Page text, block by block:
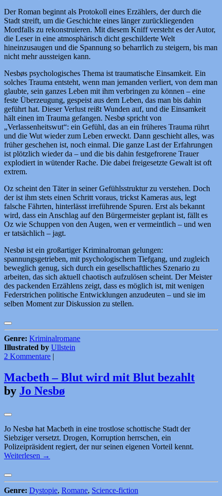
Der Roman beginnt als Protokoll eines Erzählers, der durch die
Stadt streift, um die Geschichte eines länger zurückliegenden
Mordfalls zu rekonstruieren. Mit diesem Kniff versteht es der Autor,
die Leser in eine atmosphärisch dicht geschilderte Welt
hineinzusaugen und die Spannung so beharrlich zu steigern, bis man
nicht mehr aussteigen kann.
Nesbøs psychologisches Thema ist traumatische Einsamkeit. Ein
solches Trauma entsteht, wenn man jemanden verliert, von dem man
glaubte, sein ganzes Leben mit ihm verbringen zu können – eine
feste Überzeugung, gespeist aus dem Leben, das man bis dahin
geführt hat. Dieser Verlust reißt Wunden auf, und die Einsamkeit
hält einen im Trauma gefangen. Nesbø spricht von
„Verlassenheitswut“: ein Gefühl, das an ein früheres Trauma rührt
und die Wut wieder zum Leben erweckt. Dann geschieht alles, was
früher geschehen ist, noch einmal. Die ganze Last der Erfahrungen
ist plötzlich wieder da – und die bis dahin festgefrorene Trauer
explodiert in wütender Rache. Die dabei freigesetzte Gewalt ist oft
extrem.
Oz scheint den Täter in seiner Gefühlsstruktur zu verstehen. Doch
der ist ihm stets einen Schritt voraus, trickst Kameras aus, legt
falsche Fährten, hinterlässt irreführende Spuren. Erst als bekannt
wird, dass ein Anschlag auf den Bürgermeister geplant ist, fällt es
Oz wie Schuppen von den Augen, wen er vermeintlich – und wen
er tatsächlich – jagt.
Nesbø ist ein großartiger Kriminalroman gelungen:
spannungsgetrieben, mit psychologischem Tiefgang, und zugleich
beweglich genug, sich durch ein gesellschaftliches Szenario zu
arbeiten, das sich aktuell chaotisch aufzulösen scheint. Der Meister
des packenden Erzählens zeigt, dass es möglich ist, mit wenigen
Federstrichen politische Entwicklungen anzudeuten – und sie im
selben Moment zur Diskussion zu stellen.
Genre: Kriminalromane
Illustrated by Ullstein
2 Kommentare
Macbeth – Blut wird mit Blut bezahlt
by Jo Nesbø
Jo Nesbø hat Macbeth in eine trostlose schottische Stadt der
Siebziger versetzt. Drogen, Korruption herrschen, ein
Polizeipräsident regiert, der nur seinen eigenen Vorteil kennt.
Weiterlesen →
Genre: Dystopie, Romane, Science-fiction